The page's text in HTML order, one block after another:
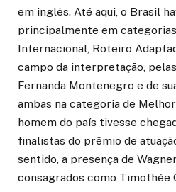
em inglês. Até aqui, o Brasil
principalmente em
Internacional, Roteiro
campo da interpretação,
Fernanda Montenegro e de
ambas na categoria de
homem do país tivesse
finalistas do prêmio de
sentido, a presença de
consagrados como Timothée